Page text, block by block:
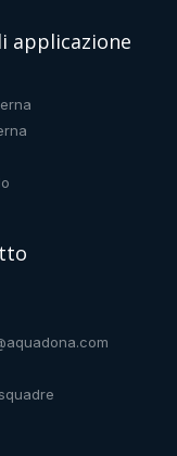
applicazione